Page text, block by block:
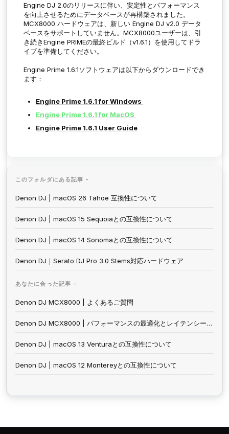
Engine DJ 2.0のリリースに伴い、安定性とパフォーマンス
を向上させるためにデータベースが再構築されました。
MCX8000 ハードウェアは、新しい Engine DJ v2.0 データ
ベースをサポートしていません。MCX8000ユーザーは、引
き続きEngine PRIMEの最終ビルド（v1.6.1）を使用してドラ
イブを準備してください。
Engine Prime 1.6.1ソフトウェアは以下からダウンロードでき
ます：
Engine Prime 1.6.1 for Windows
Engine Prime 1.6.1 for MacOS
Engine Prime 1.6.1 User Guide
このフォルダにある記事 -
Denon DJ | macOS 26 Tahoe 互換性について
Denon DJ | macOS 15 Sequoiaとの互換性について
Denon DJ | macOS 14 Sonomaとの互換性について
Denon DJ｜Serato DJ Pro 3.0 Stems対応ハードウェア
あなたに合った記事 -
Denon DJ MCX8000 | よくあるご質問
Denon DJ MCX8000 | パフォーマンスの最適化とレイテンシーの改善
Denon DJ | macOS 13 Venturaとの互換性について
Denon DJ | macOS 12 Montereyとの互換性について